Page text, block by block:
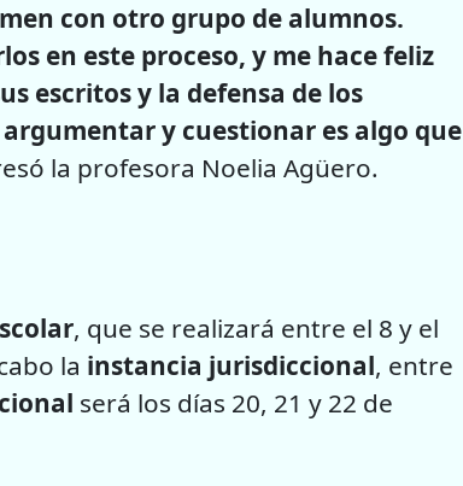
con otro grupo de alumnos.
en este proceso, y me hace feliz
escritos y la defensa de los
y cuestionar es algo que
la profesora Noelia Agüero.
, que se realizará entre el 8 y el
la instancia jurisdiccional, entre
será los días 20, 21 y 22 de